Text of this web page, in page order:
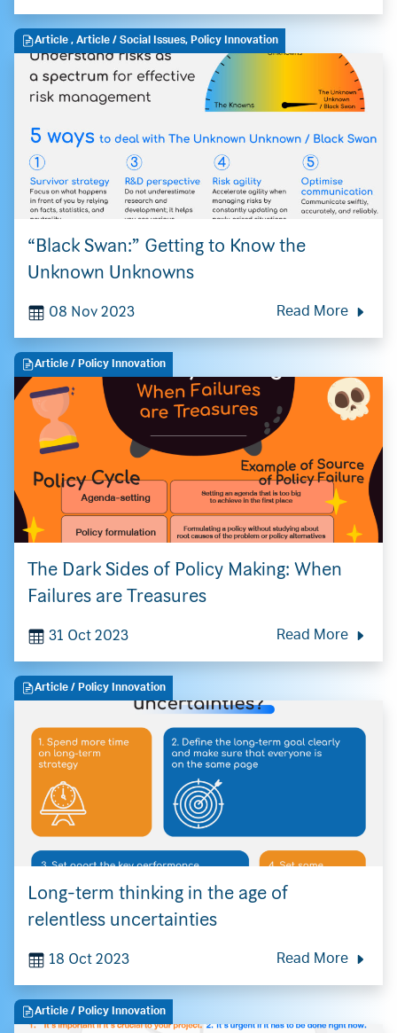
Article , Article / Social Issues, Policy Innovation
“Black Swan:” Getting to Know the
Unknown Unknowns
08 Nov 2023 Read More
Article / Policy Innovation
The Dark Sides of Policy Making: When
Failures are Treasures
31 Oct 2023 Read More
Article / Policy Innovation
Long-term thinking in the age of
relentless uncertainties
18 Oct 2023 Read More
Article / Policy Innovation